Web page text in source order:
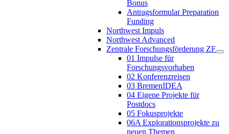
Bonus
Antragsformular Preparation
Funding
Northwest Impuls
Northwest Advanced
Zentrale Forschungsförderung ZF
01 Impulse für
Forschungsvorhaben
02 Konferenzreisen
03 BremenIDEA
04 Eigene Projekte für
Postdocs
05 Fokusprojekte
06A Explorationsprojekte zu
neuen Themen